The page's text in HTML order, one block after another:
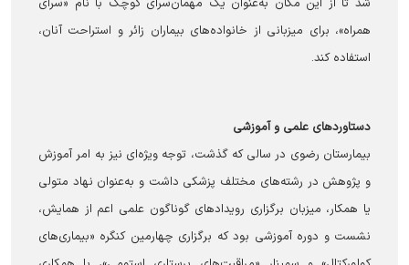
همراه»، برای میزبانی از خانواده‌های بیماران زائر و استراحت آنان،
استفاده کند.
دستاوردهای علمی و آموزشی
بیمارستان رضوی در سالی که گذشت، توجه ویژه‌ای نیز به امر آموزش
و پژوهش در رشته‌های مختلف پزشکی داشت و به‌عنوان نهاد متولی
یا همکار، میزبان برگزاری رویدادهای گوناگون علمی اعم از همایش،
نشست و دوره آموزشی بود که برگزاری چهارمین کنگره «بیماری‌های